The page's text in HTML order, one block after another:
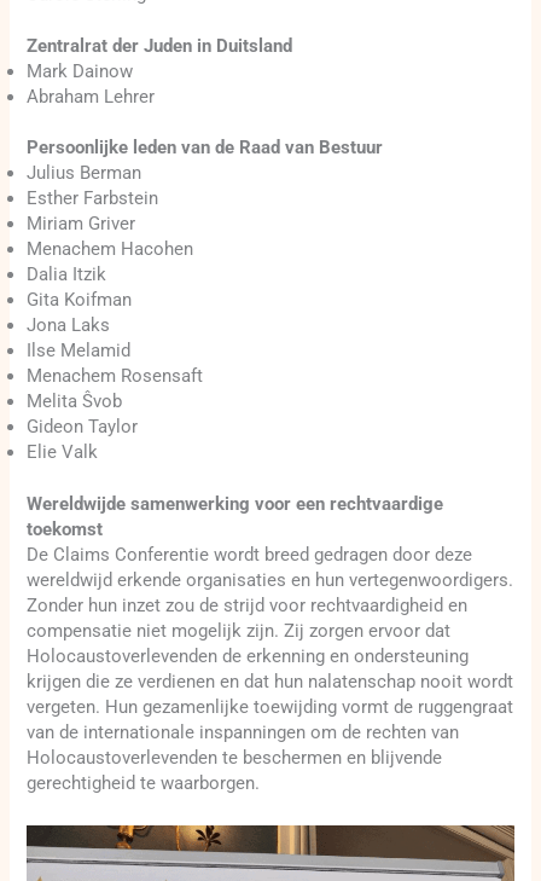
Zentralrat der Juden in Duitsland
Mark Dainow
Abraham Lehrer
Persoonlijke leden van de Raad van Bestuur
Julius Berman
Esther Farbstein
Miriam Griver
Menachem Hacohen
Dalia Itzik
Gita Koifman
Jona Laks
Ilse Melamid
Menachem Rosensaft
Melita Ŝvob
Gideon Taylor
Elie Valk
Wereldwijde samenwerking voor een rechtvaardige
toekomst
De Claims Conferentie wordt breed gedragen door deze
wereldwijd erkende organisaties en hun vertegenwoordigers.
Zonder hun inzet zou de strijd voor rechtvaardigheid en
compensatie niet mogelijk zijn. Zij zorgen ervoor dat
Holocaustoverlevenden de erkenning en ondersteuning
krijgen die ze verdienen en dat hun nalatenschap nooit wordt
vergeten. Hun gezamenlijke toewijding vormt de ruggengraat
van de internationale inspanningen om de rechten van
Holocaustoverlevenden te beschermen en blijvende
gerechtigheid te waarborgen.